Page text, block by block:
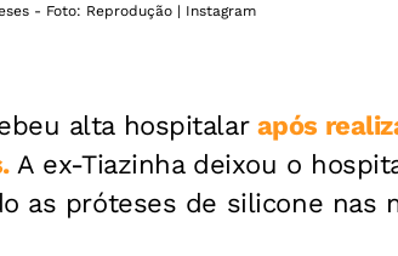
- Foto: Reprodução | Instagram
alta hospitalar após
A ex-Tiazinha deixou o
as próteses de silicone nas